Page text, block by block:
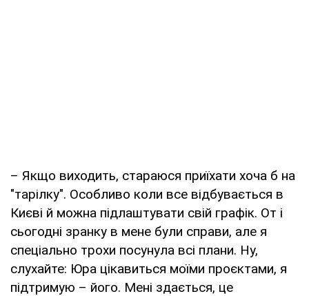
– Якщо виходить, стараюся приїхати хоча б на
"тарілку". Особливо коли все відбувається в
Києві й можна підлаштувати свій графік. От і
сьогодні зранку в мене були справи, але я
спеціально трохи посунула всі плани. Ну,
слухайте: Юра цікавиться моїми проєктами, я
підтримую – його. Мені здається, це